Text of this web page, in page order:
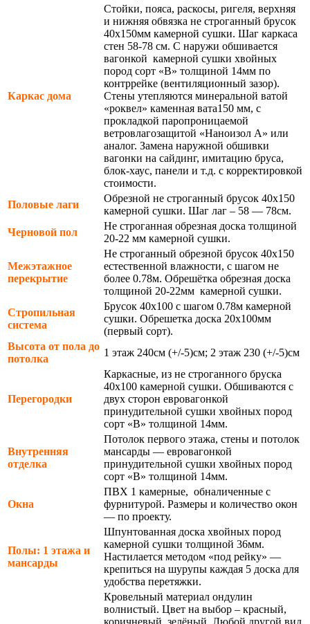
Каркас дома
Стойки, пояса, раскосы, ригеля, верхняя
и нижняя обвязка не строганный брусок
40х150мм камерной сушки. Шаг каркаса
стен 58-78 см. С наружи обшивается
вагонкой камерной сушки хвойных
пород сорт «В» толщиной 14мм по
контррейке (вентиляционный зазор).
Стены утепляются минеральной ватой
«роквел» каменная вата150 мм, с
прокладкой паропроницаемой
ветровлагозащитой «Наноизол А» или
аналог. Замена наружной обшивки
вагонки на сайдинг, имитацию бруса,
блок-хаус, панели и т.д. с корректировкой
стоимости.
Половые лаги
Обрезной не строганный брусок 40х150
камерной сушки. Шаг лаг – 58 — 78см.
Черновой пол
Не строганная обрезная доска толщиной
20-22 мм камерной сушки.
Межэтажное
перекрытие
Не строганный обрезной брусок 40х150
естественной влажности, с шагом не
более 0.78м. Обрешётка обрезная доска
толщиной 20-22мм камерной сушки.
Стропильная
система
Брусок 40х100 с шагом 0.78м камерной
сушки. Обрешетка доска 20х100мм
(первый сорт).
Высота от пола до
потолка
1 этаж 240см (+/-5)см; 2 этаж 230 (+/-5)см
Перегородки
Каркасные, из не строганного бруска
40х100 камерной сушки. Обшиваются с
двух сторон евровагонкой
принудительной сушки хвойных пород
сорт «В» толщиной 14мм.
Внутренняя
отделка
Потолок первого этажа, стены и потолок
мансарды — евровагонкой
принудительной сушки хвойных пород
сорт «В» толщиной 14мм.
Окна
ПВХ 1 камерные, обналиченные с
фурнитурой. Размеры и количество окон
— по проекту.
Полы: 1 этажа и
мансарды
Шпунтованная доска хвойных пород
камерной сушки толщиной 36мм.
Настилается методом «под рейку» —
крепиться на шурупы каждая 5 доска для
удобства перетяжки.
Кровельный материал ондулин
волнистый. Цвет на выбор – красный,
коричневый, зелёный. Любой другой вид